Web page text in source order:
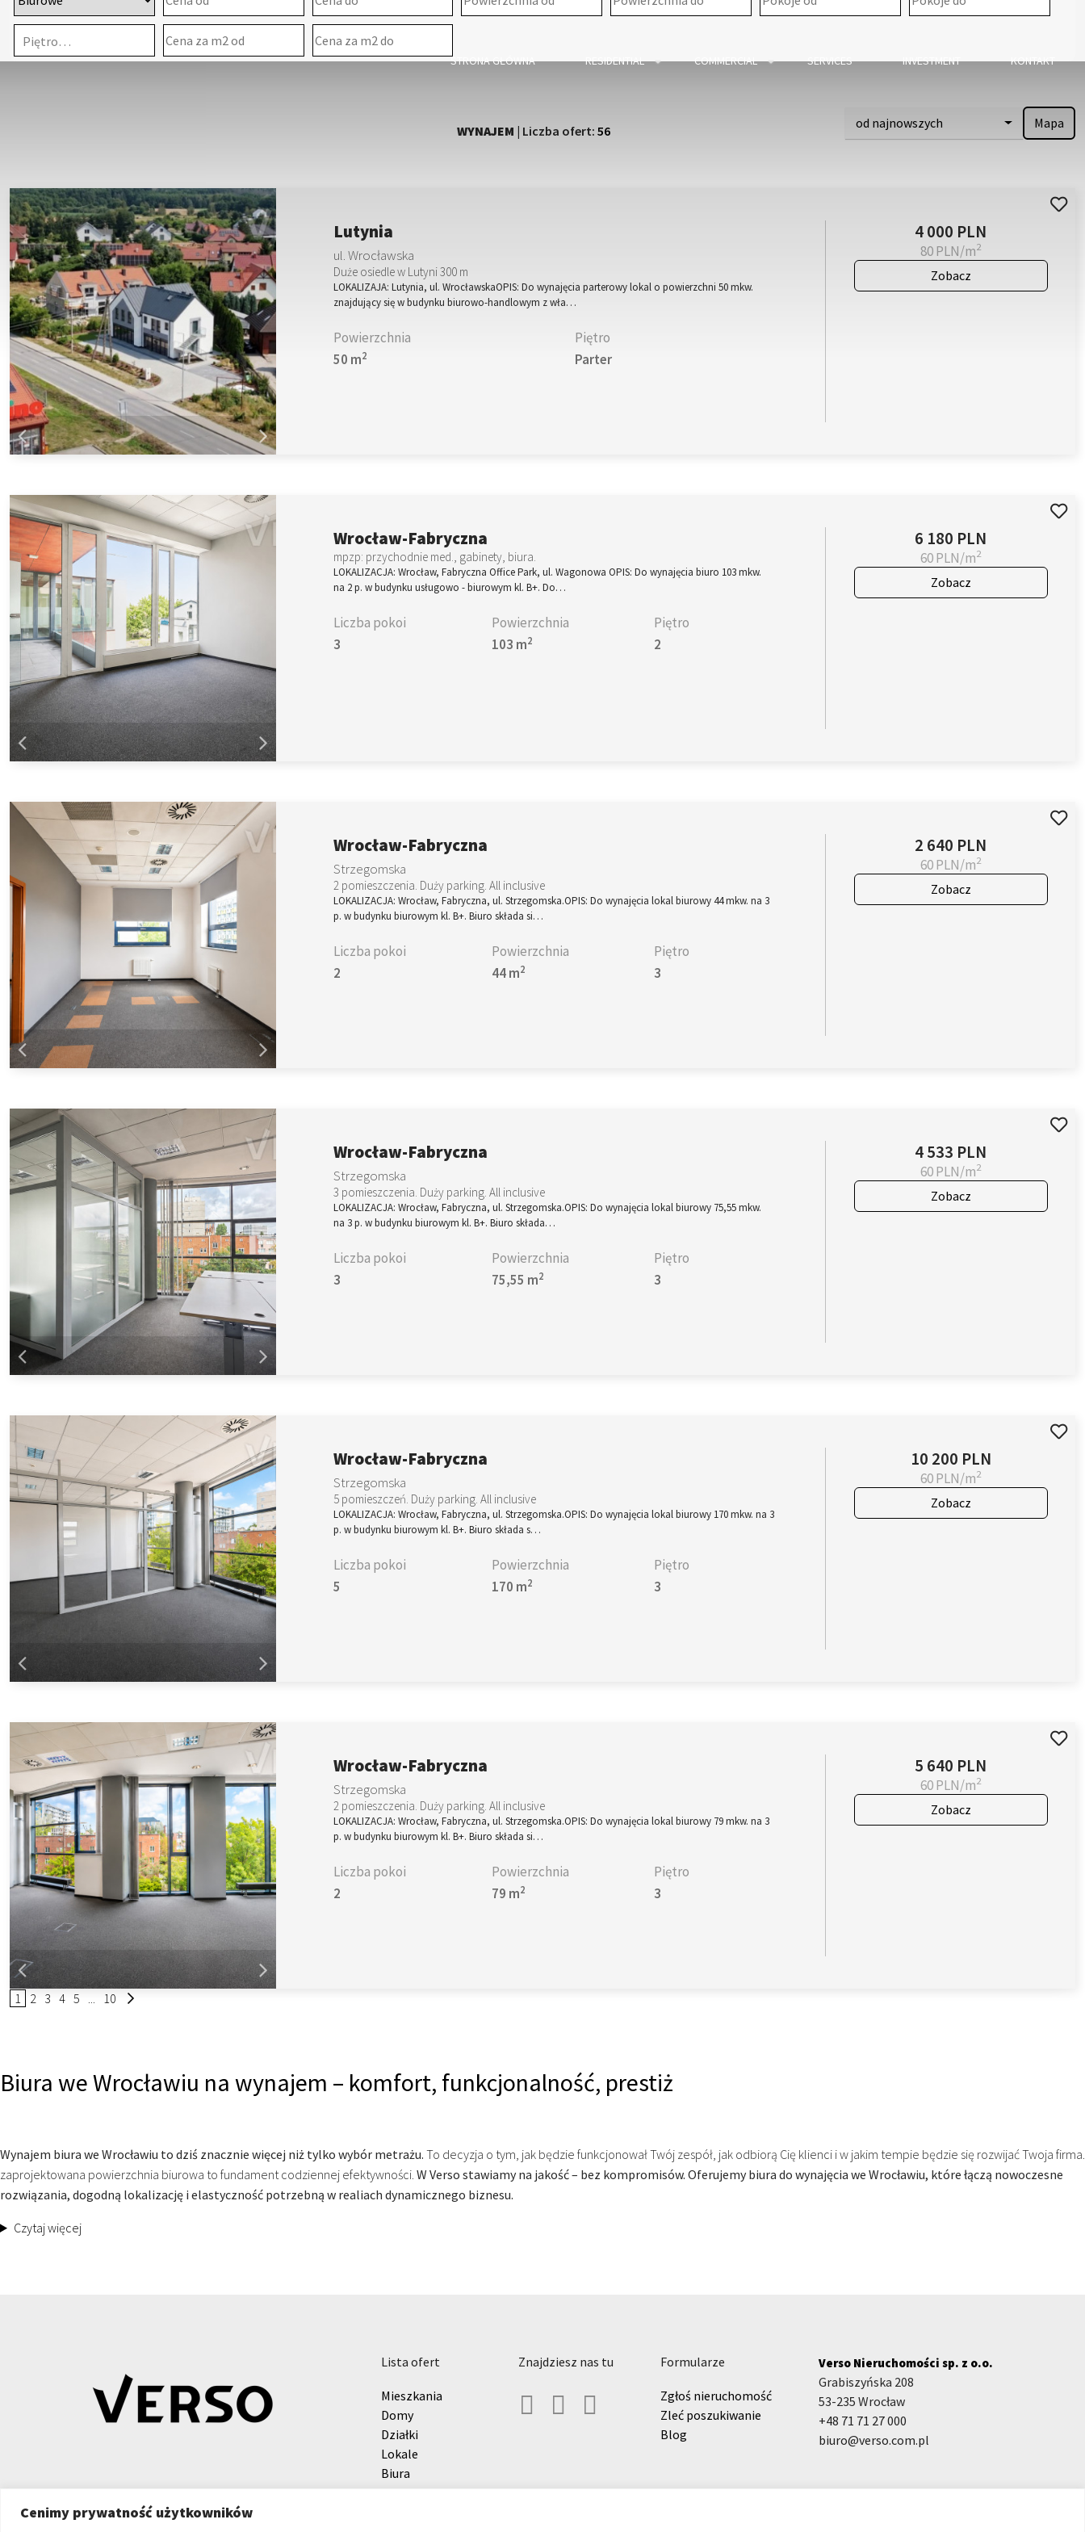
Cenimy prywatność użytkowników
STRONA GŁÓWNA RESIDENTIAL COMMERCIAL SERVICES INVESTMENT KONTAKT
Piętro…
WYNAJEM | Liczba ofert:56 od najnowszych Mapa
Lutynia
ul. Wrocławska
Duże osiedle w Lutyni 300 m
LOKALIZAJA: Lutynia, ul. WrocławskaOPIS: Do wynajęcia parterowy lokal o powierzchni 50 mkw.
znajdujący się w budynku biurowo-handlowym z wła…
Powierzchnia
50 m2
Piętro
Parter
4 000 PLN
80 PLN/m2
Zobacz
Wrocław-Fabryczna
mpzp: przychodnie med., gabinety, biura.
LOKALIZACJA: Wrocław, Fabryczna Office Park, ul. Wagonowa OPIS: Do wynajęcia biuro 103 mkw.
na 2 p. w budynku usługowo - biurowym kl. B+. Do…
Liczba pokoi
3
Powierzchnia
103 m2
Piętro
2
6 180 PLN
60 PLN/m2
Zobacz
Wrocław-Fabryczna
Strzegomska
2 pomieszczenia. Duży parking. All inclusive
LOKALIZACJA: Wrocław, Fabryczna, ul. Strzegomska.OPIS: Do wynajęcia lokal biurowy 44 mkw. na 3
p. w budynku biurowym kl. B+. Biuro składa si…
Liczba pokoi
2
Powierzchnia
44 m2
Piętro
3
2 640 PLN
60 PLN/m2
Zobacz
Wrocław-Fabryczna
Strzegomska
3 pomieszczenia. Duży parking. All inclusive
LOKALIZACJA: Wrocław, Fabryczna, ul. Strzegomska.OPIS: Do wynajęcia lokal biurowy 75,55 mkw.
na 3 p. w budynku biurowym kl. B+. Biuro składa…
Liczba pokoi
3
Powierzchnia
75,55 m2
Piętro
3
4 533 PLN
60 PLN/m2
Zobacz
Wrocław-Fabryczna
Strzegomska
5 pomieszczeń. Duży parking. All inclusive
LOKALIZACJA: Wrocław, Fabryczna, ul. Strzegomska.OPIS: Do wynajęcia lokal biurowy 170 mkw. na 3
p. w budynku biurowym kl. B+. Biuro składa s…
Liczba pokoi
5
Powierzchnia
170 m2
Piętro
3
10 200 PLN
60 PLN/m2
Zobacz
Wrocław-Fabryczna
Strzegomska
2 pomieszczenia. Duży parking. All inclusive
LOKALIZACJA: Wrocław, Fabryczna, ul. Strzegomska.OPIS: Do wynajęcia lokal biurowy 79 mkw. na 3
p. w budynku biurowym kl. B+. Biuro składa si…
Liczba pokoi
2
Powierzchnia
79 m2
Piętro
3
5 640 PLN
60 PLN/m2
Zobacz
1 2 3 4 5 ... 10
Biura we Wrocławiu na wynajem – komfort, funkcjonalność, prestiż
Wynajem biura we Wrocławiu to dziś znacznie więcej niż tylko wybór metrażu. To decyzja o tym, jak będzie funkcjonował Twój zespół, jak odbiorą Cię klienci i w jakim tempie będzie się rozwijać Twoja
zaprojektowana powierzchnia biurowa to fundament codziennej efektywności. W Verso stawiamy na jakość – bez kompromisów. Oferujemy biura do wynajęcia we Wrocławiu, które łączą nowoczesne
rozwiązania, dogodną lokalizację i elastyczność potrzebną w realiach dynamicznego biznesu.
Czytaj więcej
lista ofert
Mieszkania
Domy
Działki
Lokale
Biura
Hale i magazyny
znajdziesz nas tu formularze
Zgłoś nieruchomość
Zleć poszukiwanie
Blog
Verso Nieruchomości sp. z o.o.
Grabiszyńska 208
53-235 Wrocław
+48 71 71 27 000
biuro@verso.com.pl